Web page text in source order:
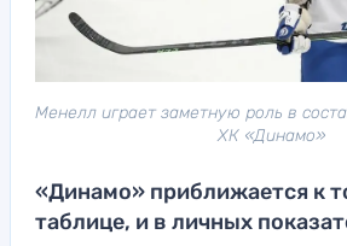
Менелл играет заметную роль в
ХК «Динамо»
«Динамо» приближается к
таблице, и в личных